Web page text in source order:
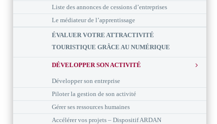
Liste des annonces de cessions d’entreprises
Le médiateur de l’apprentissage
ÉVALUER VOTRE ATTRACTIVITÉ
TOURISTIQUE GRÂCE AU NUMÉRIQUE
DÉVELOPPER SON ACTIVITÉ
Développer son entreprise
Piloter la gestion de son activité
Gérer ses ressources humaines
Accélérer vos projets – Dispositif ARDAN